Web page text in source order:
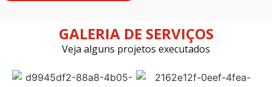
GALERIA DE SERVIÇOS
Veja alguns projetos executados